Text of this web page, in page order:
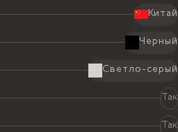
Китай
Черный
Светло-серый
Так
Так